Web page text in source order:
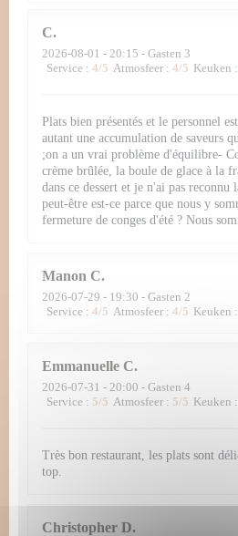
C
2026-08-01 - 20:15 - Gasten 3
Service : 4/5 Atmosfeer : 4/5 Keuken :
Plats bien présentés et le personnel
autant une accumulation de saveurs
;on a un vrai problème d'équilibre-
crème brûlée, la boule de glace à la
dans ce dessert et je n'ai pas
peut-être est-ce parce que nous y
fermeture de conges d'été ? Nous
Manon C
2026-07-29 - 19:30 - Gasten 2
Service : 4/5 Atmosfeer : 4/5 Keuken :
Emmanuelle C
2026-07-31 - 20:00 - Gasten 4
Service : 5/5 Atmosfeer : 5/5 Keuken :
Très bon restaurant, les plats sont
top.
Christopher D